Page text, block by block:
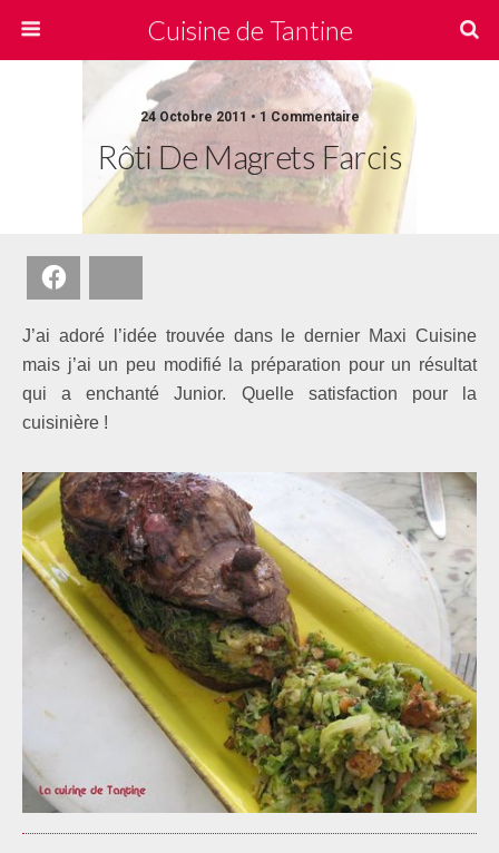
Cuisine de Tantine
24 Octobre 2011 • 1 Commentaire
Rôti De Magrets Farcis
J’ai adoré l’idée trouvée dans le dernier Maxi Cuisine
mais j’ai un peu modifié la préparation pour un résultat
qui a enchanté Junior. Quelle satisfaction pour la
cuisinière !